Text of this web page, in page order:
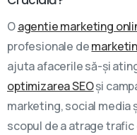
Oagentie marketing
profesionale de
ajuta afacerile să-și
optimizarea SEOși
marketing, social media
scopul de a atrage